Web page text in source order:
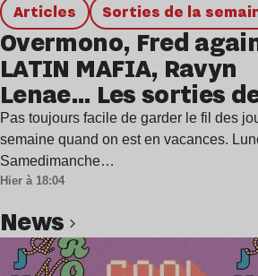
Articles Sorties de la
Overmono, Fred
LATIN MAFIA, Ravyn
Lenae… Les sorties
semaine
Pas toujours facile de garder le fil des
semaine quand on est en vacances.
Samedimanche…
Hier à 18:04
news